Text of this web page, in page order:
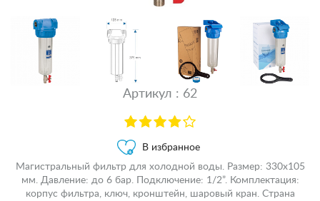
Артикул : 62
В избранное
Магистральный фильтр для холодной воды. Размер: 330х105
мм. Давление: до 6 бар. Подключение: 1/2”. Комплектация:
корпус фильтра, ключ, кронштейн, шаровый кран. Страна